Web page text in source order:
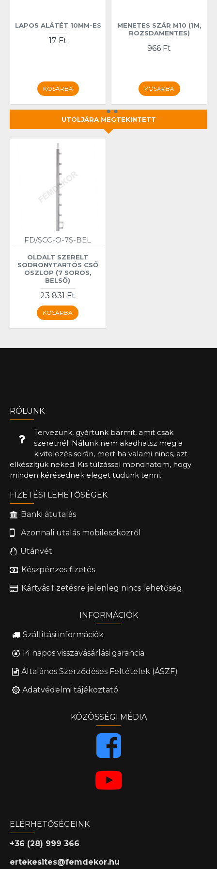
LAPOS ALÁTÉT 10MM-ES
17 Ft
KOSÁRBA
MENETES SZÁR M10 (1M,
ROZSDAMENTES)
966 Ft
KOSÁRBA
UTOLJÁRA MEGTEKINTETT
FD/SCC-O-7S-BEL
OLDALT SZERELT
SODRONYTARTÓS CSŐ
OSZLOP (7 SOROS,
BELSŐ)
23 831 Ft
KOSÁRBA
RÓLUNK
Tervezünk, gyártunk bármit, amit csak
szeretnél! Nálunk nem akadhatsz meg a
kivitelezés során, mert ha valami nincs, azt
elkészítjük neked. Kis túlzással mondhatom, hogy
minden kérésednek eleget tudunk tenni.
FIZETÉSI LEHETŐSÉGEK
Banki átutalás
Azonnali utalás mobileszközről
Utánvét
Készpénzes fizetés
Kártyás fizetésre jelenleg nincs lehetőség.
INFORMÁCIÓK
Szállítási információk
14 napos visszavásárlási garancia
Általános Szerződéses Feltételek (ÁSZF)
Adatvédelmi tájékoztató
KÖZÖSSÉGI MÉDIA
ELÉRHETŐSÉGEINK
+36 (28) 999 366
ertekesites@femdekor.hu